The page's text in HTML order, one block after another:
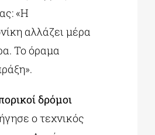
«Η
αλλάζει μέρα
Το όραμα
δρόμοι
ο τεχνικός